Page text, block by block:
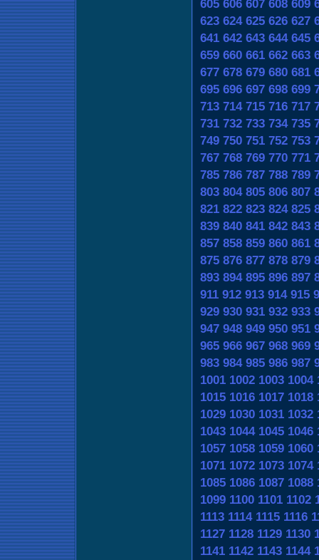
605 606 607 608 609
623 624 625 626 627
641 642 643 644 645
659 660 661 662 663
677 678 679 680 681
695 696 697 698 699
713 714 715 716 717
731 732 733 734 735
749 750 751 752 753
767 768 769 770 771
785 786 787 788 789
803 804 805 806 807
821 822 823 824 825
839 840 841 842 843
857 858 859 860 861
875 876 877 878 879
893 894 895 896 897
911 912 913 914 915
929 930 931 932 933
947 948 949 950 951
965 966 967 968 969
983 984 985 986 987
1001 1002 1003 1004
1015 1016 1017 1018
1029 1030 1031 1032
1043 1044 1045 1046
1057 1058 1059 1060
1071 1072 1073 1074
1085 1086 1087 1088
1099 1100 1101 1102
1113 1114 1115 1116
1127 1128 1129 1130
1141 1142 1143 1144